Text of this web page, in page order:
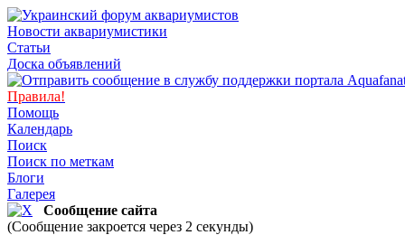
Новости аквариумистики
Статьи
Доска объявлений
Правила!
Помощь
Календарь
Поиск
Поиск по меткам
Блоги
Галерея
Сообщение сайта
(Сообщение закроется через 2 секунды)